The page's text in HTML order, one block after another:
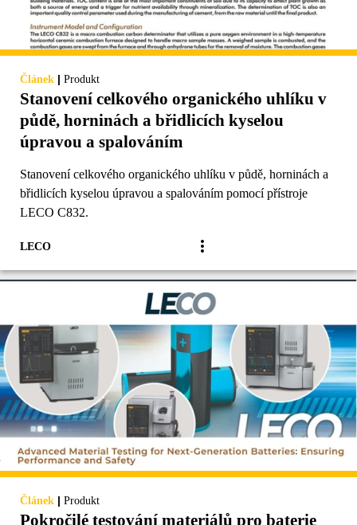
Článek | Produkt
Stanovení celkového organického uhlíku v
půdě, horninách a břidlicích kyselou
úpravou a spalováním
Stanovení celkového organického uhlíku v půdě, horninách a
břidlicích kyselou úpravou a spalováním pomocí přístroje
LECO C832.
LECO
Článek | Produkt
Pokročilé testování materiálů pro baterie